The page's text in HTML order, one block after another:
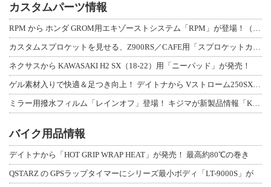
カスタムパーツ情報
ネクサスから KAWASAKI H2 SX（18-22）用「ニーパッド」が発売！
バイク用品情報
デイトナから「HOT GRIP WRAP HEAT」が発売！ 最高約80℃の巻き
QSTARZ の GPSラップタイマーにシリーズ最小ボディ「LT-9000S」が